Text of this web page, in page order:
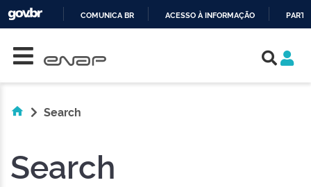
COMUNICA BR ACESSO À INFORMAÇÃO
Search
Search